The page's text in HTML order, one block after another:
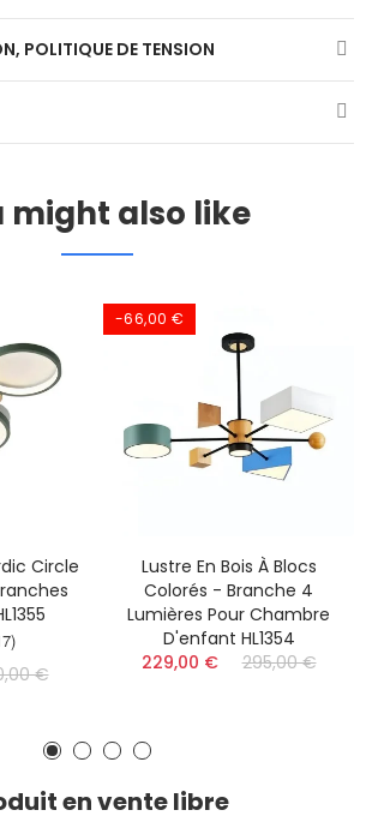
POLITIQUE DE TENSION
might also like
Circle
€
-66,00 €
Lustre En Bois À Blocs
Colorés - Branche 4
Lumières Pour Chambre
D'enfant HL1354
229,00 €
295,00 €
en vente libre